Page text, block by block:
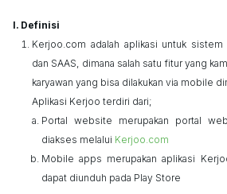
Definisi
Kerjoo.com adalah aplikasi untuk
dan SAAS, dimana salah satu fitur yang
karyawan yang bisa dilakukan via mobile
Aplikasi Kerjoo terdiri dari;
Portal website merupakan portal
diakses melalui Kerjoo.com
Mobile apps merupakan aplikasi
dapat diunduh pada Play Store